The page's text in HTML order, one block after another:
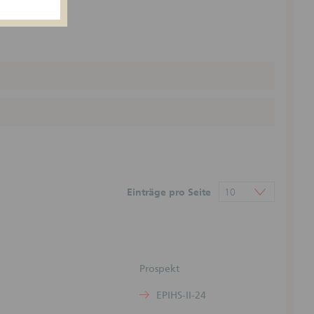
weder
sind
Einträge pro Seite 10
Prospekt
EPIHS-II-24